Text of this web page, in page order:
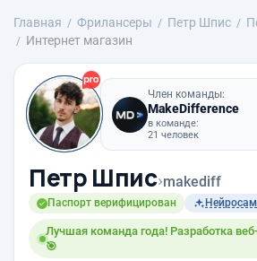
Главная Фрилансеры Петр Шпис
Интернет магазин
Член команды:
MakeDifference
в команде:
21 человек
Петр Шпис›makediff
Паспорт верифицирован
Лучшая команда года! Разработка
🎯